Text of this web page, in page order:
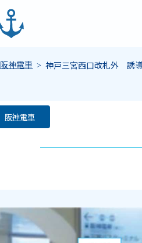
阪神電車 神戸三宮西口改札外 誘
阪神電車